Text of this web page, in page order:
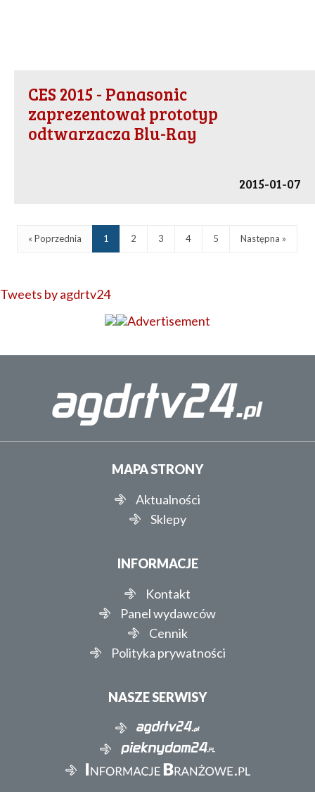
CES 2015 - Panasonic
zaprezentował prototyp
odtwarzacza Blu-Ray
2015-01-07
« Poprzednia 1 2 3 4 5 Następna »
Tweets by agdrtv24
MAPA STRONY
Aktualności
Sklepy
INFORMACJE
Kontakt
Panel wydawców
Cennik
Polityka prywatności
NASZE SERWISY